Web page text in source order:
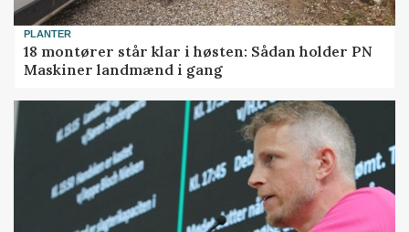
PLANTER
18 montører står klar i høsten: Sådan holder PN
Maskiner landmænd i gang